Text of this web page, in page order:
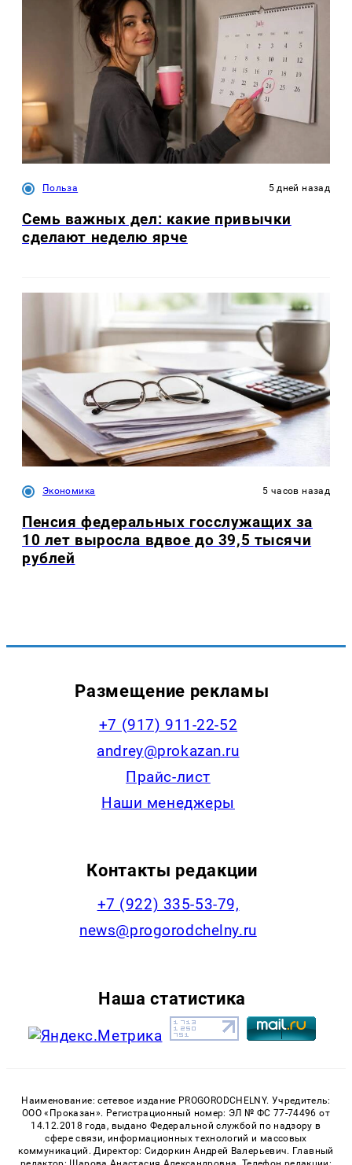
Польза 5 дней назад
Семь важных дел: какие привычки
сделают неделю ярче
Экономика 5 часов назад
Пенсия федеральных госслужащих за
10 лет выросла вдвое до 39,5 тысячи
рублей
Размещение рекламы
+7 (917) 911-22-52
andrey@prokazan.ru
Прайс-лист
Наши менеджеры
Контакты редакции
+7 (922) 335-53-79,
news@progorodchelny.ru
Наша статистика
Наименование: сетевое издание PROGORODCHELNY. Учредитель:
ООО «Проказан». Регистрационный номер: ЭЛ № ФС 77-74496 от
14.12.2018 года, выдано Федеральной службой по надзору в
сфере связи, информационных технологий и массовых
коммуникаций. Директор: Сидоркин Андрей Валерьевич. Главный